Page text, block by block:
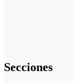
Secciones